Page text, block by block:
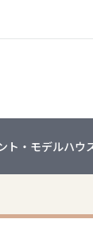
ト・モデルハウ